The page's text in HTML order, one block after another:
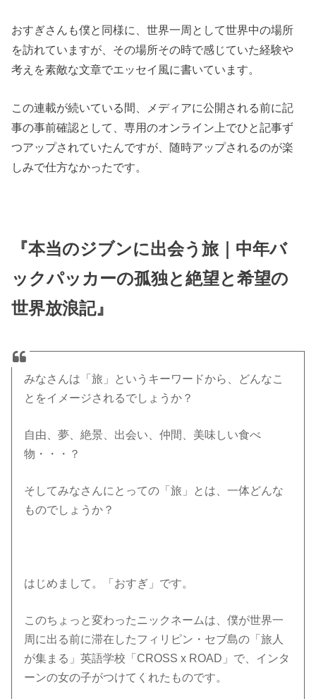
おすぎさんも僕と同様に、世界一周として世界中の場所
を訪れていますが、その場所その時で感じていた経験や
考えを素敵な文章でエッセイ風に書いています。
この連載が続いている間、メディアに公開される前に記
事の事前確認として、専用のオンライン上でひと記事ず
つアップされていたんですが、随時アップされるのが楽
しみで仕方なかったです。
『本当のジブンに出会う旅｜中年バ
ックパッカーの孤独と絶望と希望の
世界放浪記』
みなさんは「旅」というキーワードから、どんなこ
とをイメージされるでしょうか？
自由、夢、絶景、出会い、仲間、美味しい食べ
物・・・？
そしてみなさんにとっての「旅」とは、一体どんな
ものでしょうか？
はじめまして。「おすぎ」です。
このちょっと変わったニックネームは、僕が世界一
周に出る前に滞在したフィリピン・セブ島の「旅人
が集まる」英語学校「CROSS x ROAD」で、インタ
ーンの女の子がつけてくれたものです。